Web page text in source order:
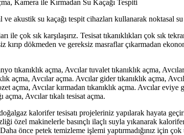
Kamera ile Kırmadan Su Kaçağı Tespiti
akustik su kaçağı tespit cihazları kullanarak noktasal
ile çok sık karşılaşırız. Tesisat tıkanıklıkları çok sık
dökmeden ve gereksiz masraflar çıkarmadan
tıkanıklık açma, Avcılar tuvalet tıkanıklık açma,
açma, Avcılar açma. Avcılar gider tıkanıklık açma,
açma, Avcılar kırmadan tıkanıklık açma. Avcılar
açma, Avcılar tıkalı tesisat açma.
kalorifer tesisatı projeleriniz yapılarak hayata
özel makinelerle basınçlı ilaçlı suyla yıkanarak
önce petek temizleme işlemi yaptırmadığınız için